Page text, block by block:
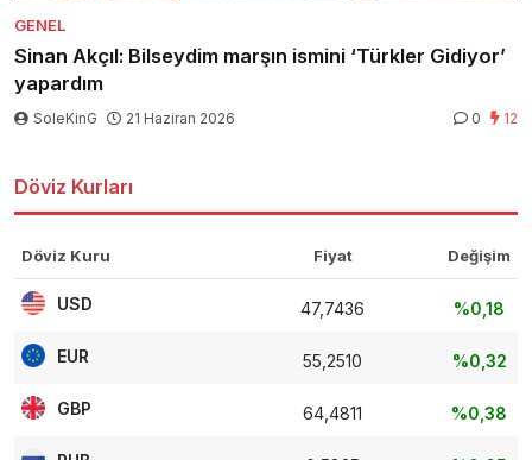
GENEL
Sinan Akçıl: Bilseydim marşın ismini ‘Türkler Gidiyor’
yapardım
SoleKinG 21 Haziran 2026 0 12
Döviz Kurları
Döviz Kuru Fiyat Değişim
USD 47,7436 %0,18
EUR 55,2510 %0,32
GBP 64,4811 %0,38